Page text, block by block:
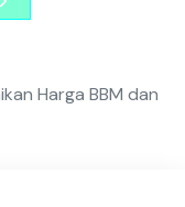
Harga BBM dan